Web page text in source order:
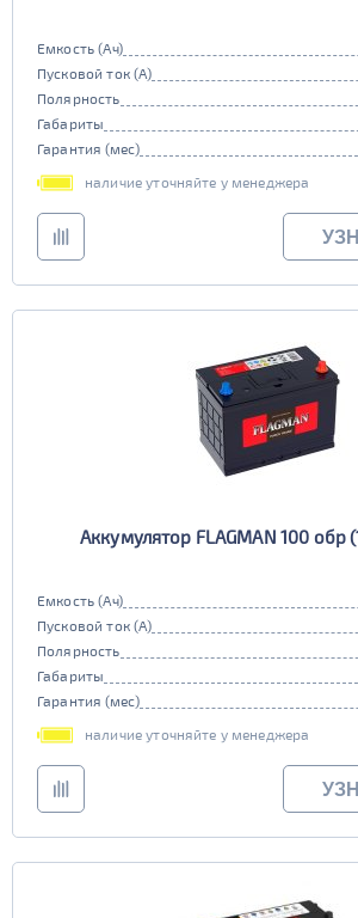
Емкость (Ач)
Пусковой ток (А)
Полярность
Габариты
Гарантия (мес)
наличие уточняйте у менеджера
Аккумулятор FLAGMAN 100 обр
Емкость (Ач)
Пусковой ток (А)
Полярность
Габариты
Гарантия (мес)
наличие уточняйте у менеджера